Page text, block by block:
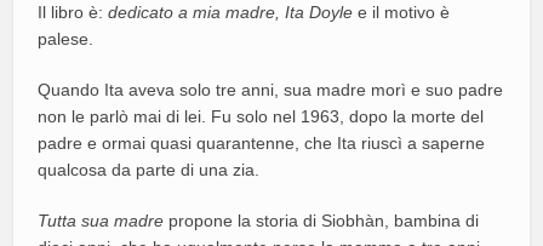
Il libro è:dedicato a mia madre, Ita Doylee il motivo è
palese.
Quando Ita aveva solo tre anni, sua madre morì e suo padre
non le parlò mai di lei. Fu solo nel 1963, dopo la morte del
padre e ormai quasi quarantenne, che Ita riuscì a saperne
qualcosa da parte di una zia.
Tutta sua madre propone la storia di Siobhàn, bambina di